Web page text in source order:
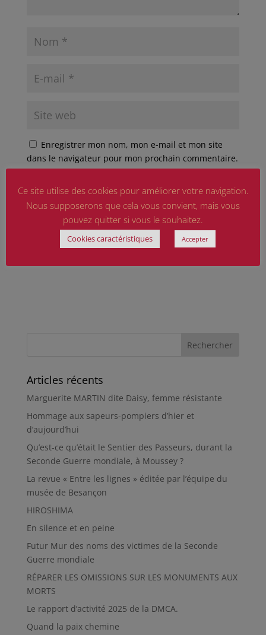
Enregistrer mon nom, mon e-mail et mon site
dans le navigateur pour mon prochain commentaire.
Politique de confidentialitéetConditions d'utilisation
appliquer.
Articles récents
Marguerite MARTIN dite Daisy, femme résistante
Hommage aux sapeurs-pompiers d’hier et
d’aujourd’hui
Qu’est-ce qu’était le Sentier des Passeurs, durant la
Seconde Guerre mondiale, à Moussey ?
La revue « Entre les lignes » éditée par l’équipe du
musée de Besançon
HIROSHIMA
En silence et en peine
Futur Mur des noms des victimes de la Seconde
Guerre mondiale
RÉPARER LES OMISSIONS SUR LES MONUMENTS AUX
MORTS
Le rapport d’activité 2025 de la DMCA.
Quand la paix chemine
Ce site utilise des cookies pour améliorer votre navigation.
Nous supposerons que cela vous convient, mais vous
pouvez quitter si vous le souhaitez.
Cookies caractéristiques Accepter